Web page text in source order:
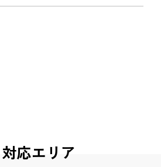
対応エリア